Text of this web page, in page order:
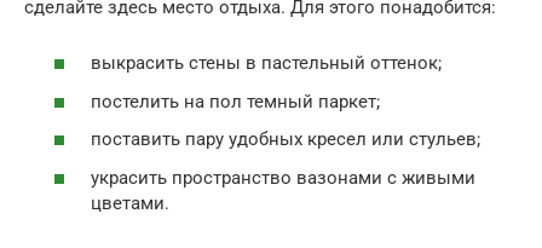
сделайте здесь место отдыха. Для этого понадобится:
выкрасить стены в пастельный оттенок;
постелить на пол темный паркет;
поставить пару удобных кресел или стульев;
украсить пространство вазонами с живыми
цветами.